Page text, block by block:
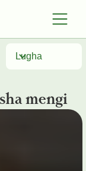
Lugha
mengi